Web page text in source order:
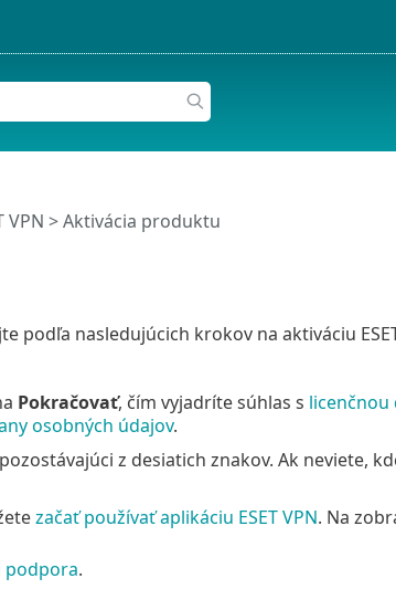
VPN > Aktivácia produktu
podľa nasledujúcich krokov na aktiváciu
Pokračovať, čím vyjadríte súhlas s licenčnou
osobných údajov.
z desiatich znakov. Ak neviete,
začať používať aplikáciu ESET VPN. Na
podpora.